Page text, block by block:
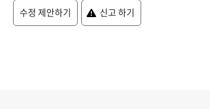
수정 제안하기 신고 하기